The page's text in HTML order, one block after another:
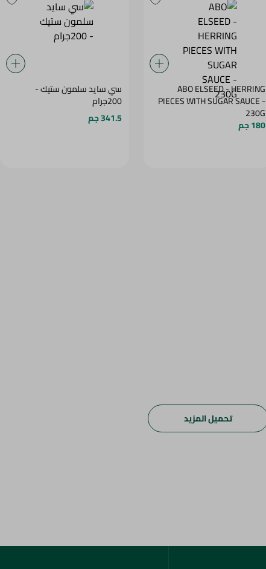
ABO ELSEED - HERRING
PIECES WITH SUGAR SAUCE -
230G
180 جم
سي سايد سلمون ستيك -
200جرام
341.5 جم
تحميل المزيد